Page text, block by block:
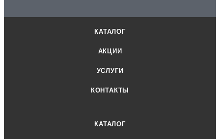
КАТАЛОГ
АКЦИИ
УСЛУГИ
КОНТАКТЫ
КАТАЛОГ